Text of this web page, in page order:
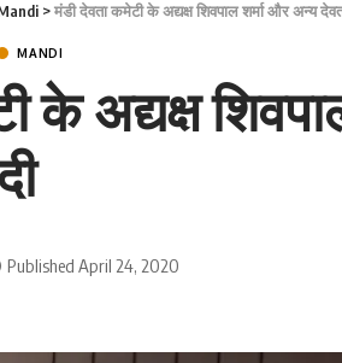
>मंडी देवता कमेटी के अद्यक्ष शिवपाल शर्मा और अन्य
MANDI
के अद्यक्ष
Published April 24, 2020